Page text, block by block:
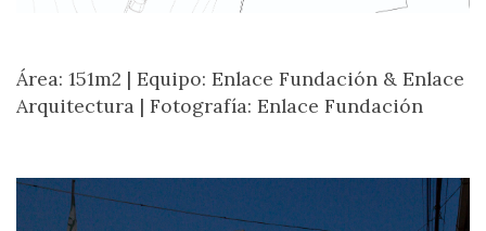
Área: 151m2 | Equipo: Enlace Fundación & Enlace
Arquitectura | Fotografía: Enlace Fundación